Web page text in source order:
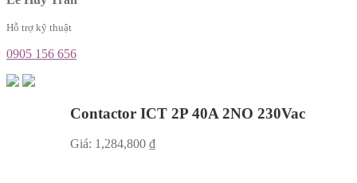
Hỗ trợ kỹ thuật
0905 156 656
Contactor ICT 2P 40A 2NO 230Vac
Giá: 1,284,800 ₫